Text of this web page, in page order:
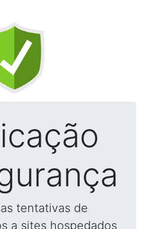
tentativas de
a sites hospedados